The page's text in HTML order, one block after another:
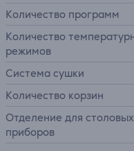
Количество программ
Количество
режимов
Система сушки
Количество корзин
Отделение для столовых
приборов